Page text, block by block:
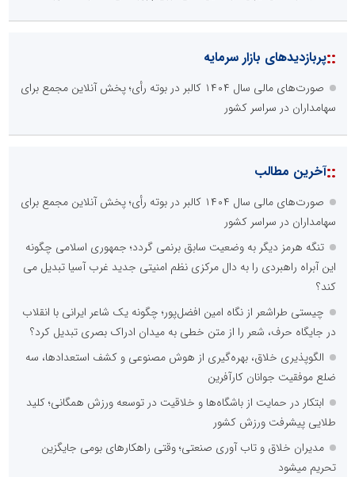
::پربازدیدهای بازار سرمایه
صورت‌های مالی سال ۱۴۰۴ کالبر در بوته رأی؛ پخش آنلاین مجمع برای
سهامداران در سراسر کشور
::آخرین مطالب
صورت‌های مالی سال ۱۴۰۴ کالبر در بوته رأی؛ پخش آنلاین مجمع برای
سهامداران در سراسر کشور
تنگه هرمز دیگر به وضعیت سابق برنمی گردد؛ جمهوری اسلامی چگونه
این آبراه راهبردی را به دال مرکزی نظم امنیتی جدید غرب آسیا تبدیل می
کند؟
چیستی طراشعر از نگاه امین افضل‌پور؛ چگونه یک شاعر ایرانی با انقلاب
در جایگاه حرف، شعر را از متن خطی به میدان ادراک بصری تبدیل کرد؟
الگوپذیری خلاق، بهره‌گیری از هوش مصنوعی و کشف استعدادها، سه
ضلع موفقیت جوانان کارآفرین
ابتکار در حمایت از باشگاه‌ها و خلاقیت در توسعه ورزش همگانی؛ کلید
طلایی پیشرفت ورزش کشور
مدیران خلاق و تاب آوری صنعتی؛ وقتی راهکارهای بومی جایگزین
تحریم میشود